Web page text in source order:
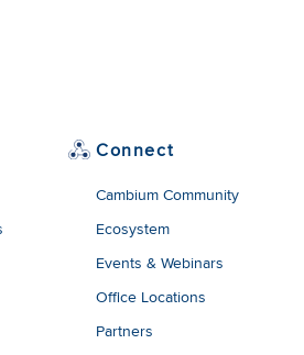
Connect
Cambium Community
Ecosystem
Events & Webinars
Office Locations
Partners